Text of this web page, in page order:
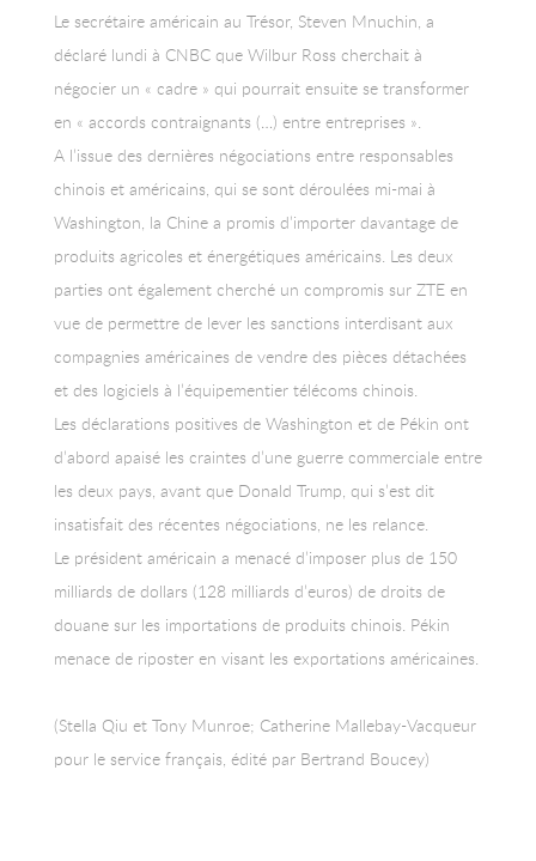
Le secrétaire américain au Trésor, Steven Mnuchin, a
déclaré lundi à CNBC que Wilbur Ross cherchait à
négocier un « cadre » qui pourrait ensuite se transformer
en « accords contraignants (…) entre entreprises ».
A l’issue des dernières négociations entre responsables
chinois et américains, qui se sont déroulées mi-mai à
Washington, la Chine a promis d’importer davantage de
produits agricoles et énergétiques américains. Les deux
parties ont également cherché un compromis sur ZTE en
vue de permettre de lever les sanctions interdisant aux
compagnies américaines de vendre des pièces détachées
et des logiciels à l’équipementier télécoms chinois.
Les déclarations positives de Washington et de Pékin ont
d’abord apaisé les craintes d’une guerre commerciale entre
les deux pays, avant que Donald Trump, qui s’est dit
insatisfait des récentes négociations, ne les relance.
Le président américain a menacé d’imposer plus de 150
milliards de dollars (128 milliards d’euros) de droits de
douane sur les importations de produits chinois. Pékin
menace de riposter en visant les exportations américaines.
(Stella Qiu et Tony Munroe; Catherine Mallebay-Vacqueur
pour le service français, édité par Bertrand Boucey)